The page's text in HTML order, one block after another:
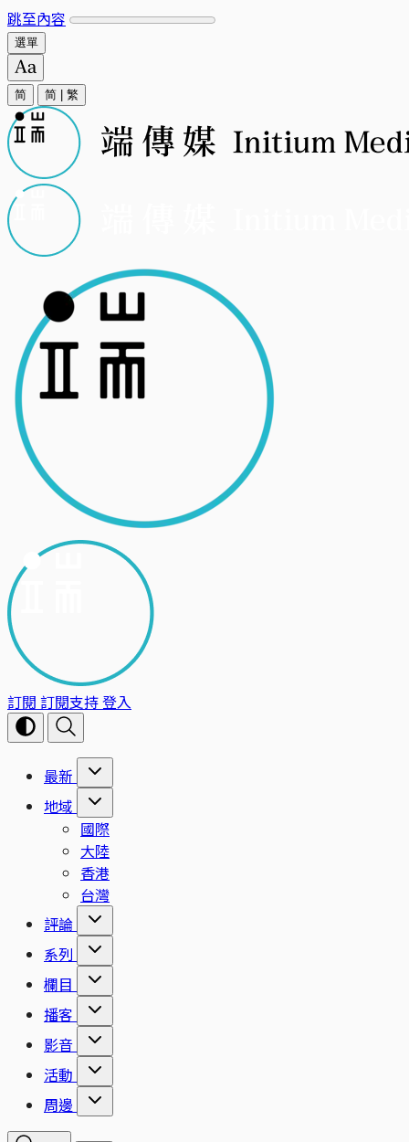
跳至內容
選單
简 简 繁
訂閱 訂閱支持登入
最新
地域
國際
大陸
香港
台灣
評論
系列
欄目
播客
影音
活動
周邊